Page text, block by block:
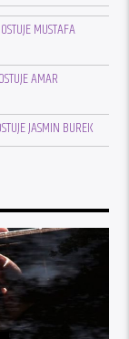
MUSTAFA
AMAR
JASMIN BUREK